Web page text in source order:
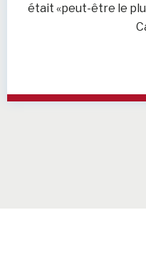
était «peut-être le